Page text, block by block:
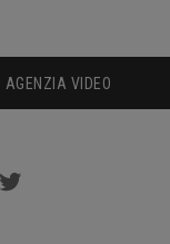
AGENZIA VIDEO